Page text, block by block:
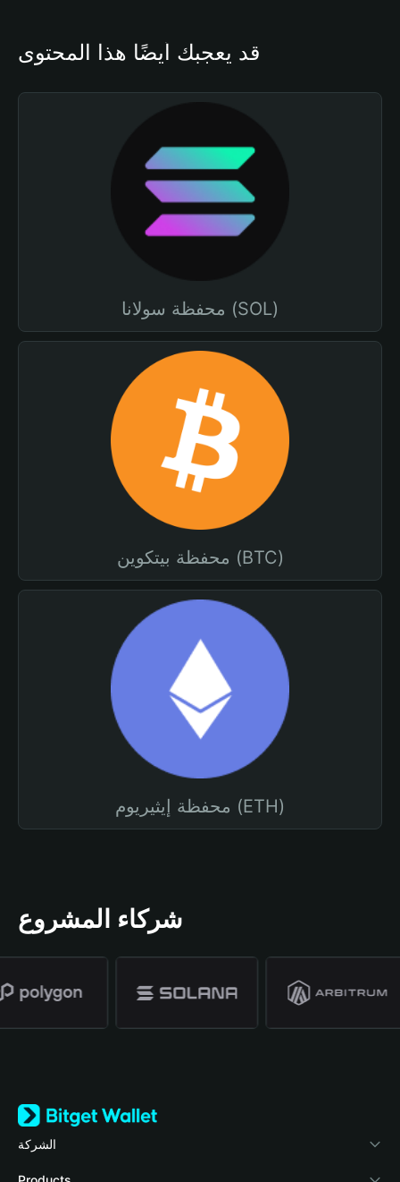
قد يعجبك أيضًا هذا المحتوى
محفظة سولانا (SOL)
محفظة بيتكوين (BTC)
محفظة إيثيريوم (ETH)
شركاء المشروع
الشركة